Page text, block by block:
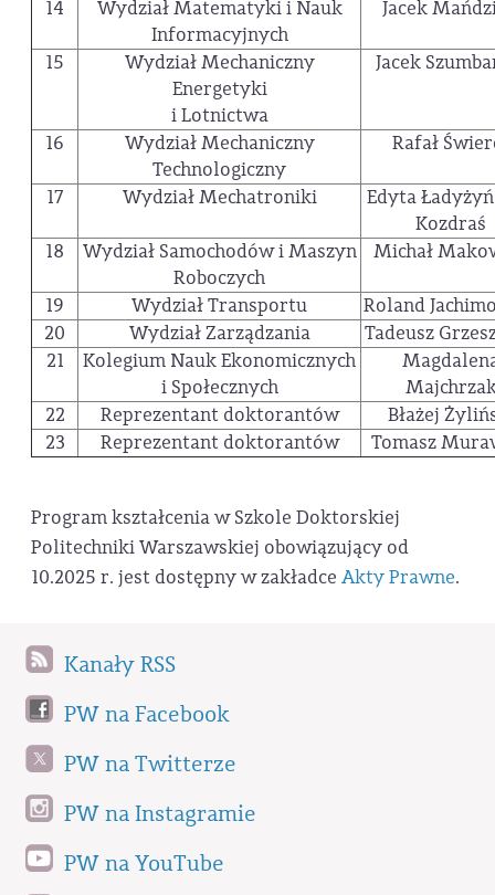
14
Wydział Matematyki i Nauk
Informacyjnych
Jacek
15
Wydział Mechaniczny
Energetyki
i Lotnictwa
Jacek
16
Wydział Mechaniczny
Technologiczny
Rafał
17 Wydział Mechatroniki
Edyta
Kozdraś
18
Wydział Samochodów i Maszyn
Roboczych
Michał
19 Wydział Transportu
Roland
20
Wydział Zarządzania
Tadeusz
21
Kolegium Nauk Ekonomicznych
i Społecznych
22
Reprezentant doktorantów
Błażej
23
Reprezentant doktorantów Tomasz
Program kształcenia w Szkole Doktorskiej
Politechniki Warszawskiej obowiązujący od
10.2025 r. jest dostępny w zakładce Akty Prawne.
Kanały RSS
PW na Facebook
PW na Twitterze
PW na Instagramie
PW na YouTube